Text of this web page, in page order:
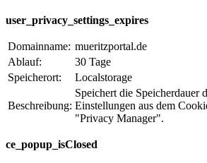
user_privacy_settings_expires
Domainname: mueritzportal.de
Ablauf:
30 Tage
Speicherort:
Localstorage
Beschreibung:
Speichert die Speicherdauer
Einstellungen aus dem
"Privacy Manager".
ce_popup_isClosed